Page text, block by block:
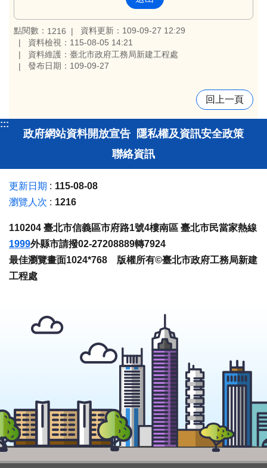
點閱數： 1216
資料更新：109-09-27 12:29
資料檢視：115-08-05 14:21
資料維護：臺北市政府工務局新建工程處
發布日期：109-09-27
回上一頁
:::
政府網站資料開放宣告 隱私權及資訊安全政策
聯絡資訊
更新日期
115-08-08
瀏覽人次
1216
110204 臺北市信義區市府路1號4樓南區 臺北市民當家熱線
1999外縣市請撥02-27208889轉7924
最佳瀏覽畫面1024*768 版權所有©臺北市政府工務局新建
工程處